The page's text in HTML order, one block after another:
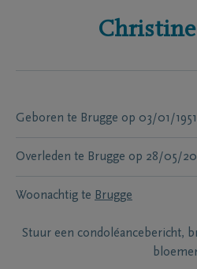
Christine
Geboren te Brugge op 03/01/1951
Overleden te Brugge op 28/05/
Woonachtig te Brugge
Stuur een condoléancebericht,